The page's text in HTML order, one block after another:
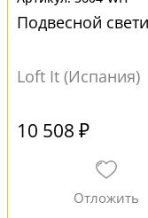
Подвесной
Loft It (Испания)
10 508 ₽